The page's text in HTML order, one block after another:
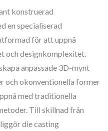
konstruerad
en specialiserad
för att uppnå
och designkomplexitet.
anpassade 3D-mynt
och okonventionella former
med traditionella
Till skillnad från
die casting